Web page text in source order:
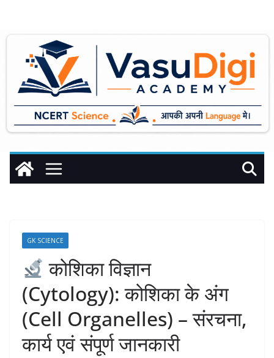
GK SCIENCE
कोशिका विज्ञान
(Cytology): कोशिका के अंग
(Cell Organelles) – संरचना,
कार्य एवं संपूर्ण जानकारी